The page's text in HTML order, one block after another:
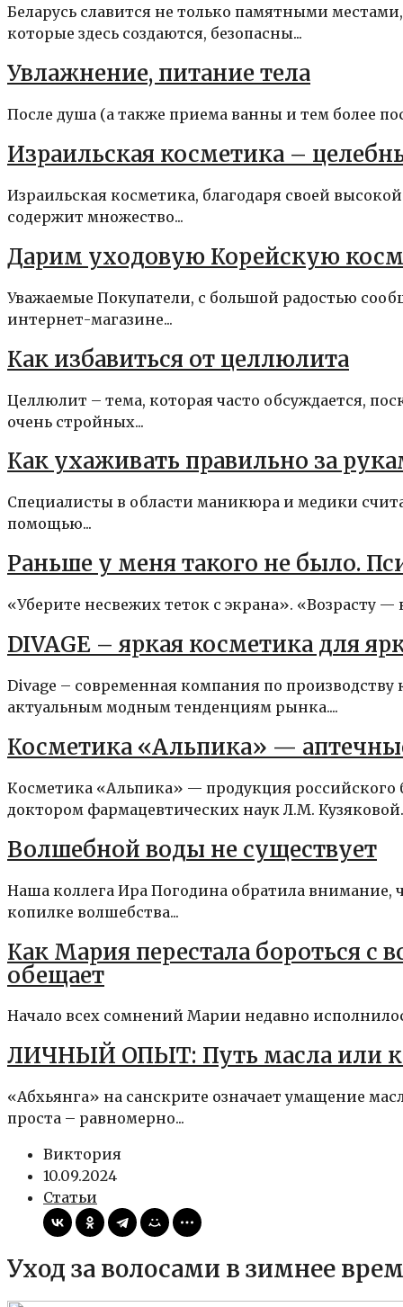
Беларусь славится не только памятными
которые здесь создаются, безопасны...
Увлажнение, питание тела
После душа (а также приема ванны и тем более
Израильская косметика –
Израильская косметика, благодаря своей
содержит множество...
Дарим уходовую Корейскую
Уважаемые Покупатели, с большой радостью
интернет-магазине...
Как избавиться от целлюлита
Целлюлит – тема, которая часто обсуждается,
очень стройных...
Как ухаживать правильно за
Специалисты в области маникюра и медики
помощью...
Раньше у меня такого не было.
«Уберите несвежих теток с экрана». «Возрасту
DIVAGE – яркая косметика для
Divage – современная компания по
актуальным модным тенденциям рынка....
Косметика «Альпика» —
Косметика «Альпика» — продукция российского
доктором фармацевтических наук Л.М.
Волшебной воды не существует
Наша коллега Ира Погодина обратила внимание,
копилке волшебства...
Как Мария перестала бороться с
обещает
Начало всех сомнений Марии недавно
ЛИЧНЫЙ ОПЫТ: Путь масла или
«Абхьянга» на санскрите означает умащение
проста – равномерно...
Виктория
10.09.2024
Статьи
Уход за волосами в зимнее